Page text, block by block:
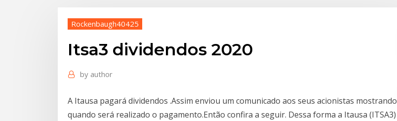
Rockenbaugh40425
Itsa3 dividendos 2020
by author
A Itausa pagará dividendos .Assim enviou um comunicado aos seus acionistas mostrando
quando será realizado o pagamento.Então confira a seguir. Dessa forma a Itausa (ITSA3)